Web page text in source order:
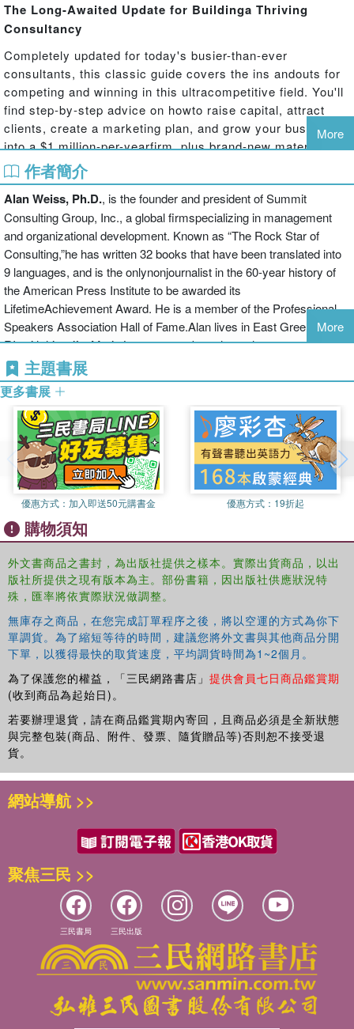
The Long-Awaited Update for Buildinga Thriving
Consultancy
Completely updated for today's busier-than-ever
consultants, this classic guide covers the ins andouts for
competing and winning in this ultracompetitive field. You'll
find step-by-step advice on howto raise capital, attract
clients, create a marketing plan, and grow your business
into a $1 million-per-yearfirm, plus brand-new material on:
Blogging and social networking
Global consulting
Delegating labor
Profiting in a troubled market
Retainer business
Internet marketing
Praise for the previous editions ofMillion Dollar
Consulting:
“If you're interested in becoming a rich consultant, this
book is a must read.”
Robert F. Mager, founder and president, Mager
Associates, and member of the Training &
Development Hall of Fame
“Blast out of the per diem trap and into value billing.”
Jim Kennedy, founder, publisher, and editor,
Consultants News
“The advice on developing price structure alone is worth a
hundred times the price of the book.”
William C. Byham, Ph.D., author of
“Must reading for those who are beginning a practice
orseeking to upgrade an existing practice.”
Victor H. Vroom, John G. Searle Professor, School of
More
作者簡介
Alan Weiss, Ph.D., is the founder and president of Summit
Consulting Group, Inc., a global firmspecializing in management
and organizational development. Known as “The Rock Star of
Consulting,”he has written 32 books that have been translated into
9 languages, and is the onlynonjournalist in the 60-year history of
the American Press Institute to be awarded its
LifetimeAchievement Award. He is a member of the Professional
Speakers Association Hall of Fame.Alan lives in East Greenwich,
RI, with his wife, Maria.Learn more about the author at
summitconsulting.com and contrarianconsulting.com
More
主題書展
更多書展
優惠方式： 加入即送50元購書金 優惠方式： 19折起
購物須知
外文書商品之書封，為出版社提供之樣本。實際出貨商品，以出
版社所提供之現有版本為主。部份書籍，因出版社供應狀況特
殊，匯率將依實際狀況做調整。
無庫存之商品，在您完成訂單程序之後，將以空運的方式為你下
單調貨。為了縮短等待的時間，建議您將外文書與其他商品分開
下單，以獲得最快的取貨速度，平均調貨時間為1~2個月。
為了保護您的權益，「三民網路書店」 提供會員七日商品鑑賞期
(收到商品為起始日)。
若要辦理退貨，請在商品鑑賞期內寄回，且商品必須是全新狀態
與完整包裝(商品、附件、發票、隨貨贈品等)否則恕不接受退
貨。
網站導航 >>
聚焦三民 >>
三民書局 三民出版